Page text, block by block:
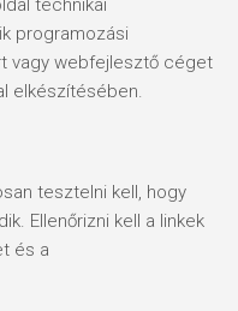
technikai
programozási
vagy webfejlesztő céget
elkészítésében.
tesztelni kell, hogy
Ellenőrizni kell a linkek
és a